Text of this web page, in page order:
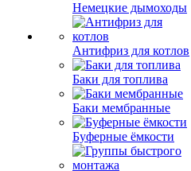
Немецкие дымоходы
Антифриз для котлов
Баки для топлива
Баки мембранные
Буферные ёмкости